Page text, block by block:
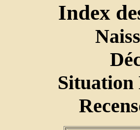
Index